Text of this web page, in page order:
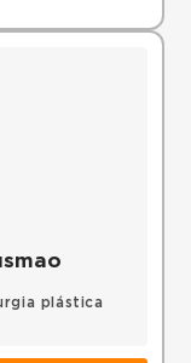
plástica